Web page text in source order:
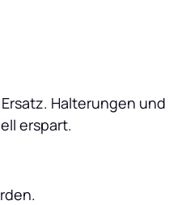
Halterungen und
erspart.